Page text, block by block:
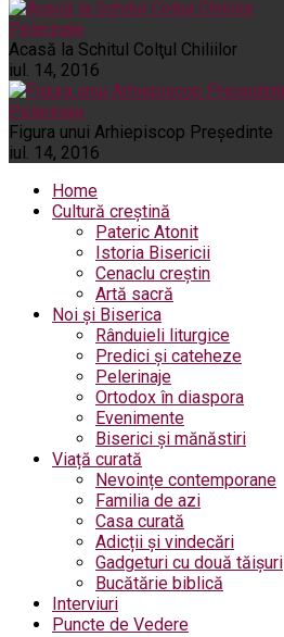
Pelerinaje
Acasă la Schitul Colţul Chiliilor
iul. 14, 2016
Pelerinaje
Figura unui Arhiepiscop Preşedinte
iul. 14, 2016
Home
Cultură creștină
Pateric Atonit
Istoria Bisericii
Cenaclu creștin
Artă sacră
Noi și Biserica
Rânduieli liturgice
Predici și cateheze
Pelerinaje
Ortodox în diaspora
Evenimente
Biserici și mănăstiri
Viață curată
Nevoințe contemporane
Familia de azi
Casa curată
Adicții și vindecări
Gadgeturi cu două tăișuri
Bucătărie biblică
Interviuri
Puncte de Vedere